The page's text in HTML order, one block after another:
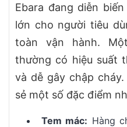
Ebara đang diễn
lớn cho người tiêu
toàn vận hành.
thường có hiệu suất
và dễ gây chập
sẻ một số đặc điểm
Tem mác: Hàng